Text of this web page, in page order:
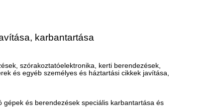
karbantartása
szórakoztatóelektronika, kerti berendezések,
és egyéb személyes és háztartási cikkek javítása,
és berendezések speciális karbantartása és